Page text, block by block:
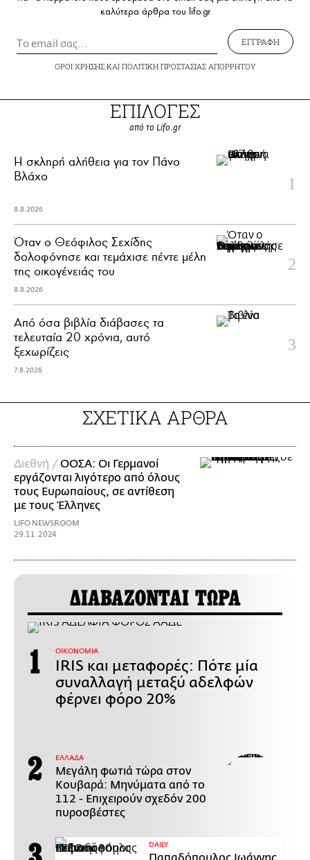
καλύτερα άρθρα του lifo.gr
ΕΓΓΡΑΦΗ
ΟΡΟΙ ΧΡΗΣΗΣΚΑΙ ΠΟΛΙΤΙΚΗ ΠΡΟΣΤΑΣΙΑΣ ΑΠΟΡΡΗΤΟΥ
ΕΠΙΛΟΓΕΣ
από το Lifo.gr
H σκληρή αλήθεια για τον Πάνο
Βλάχο
8.8.2026
Όταν ο Θεόφιλος Σεχίδης
δολοφόνησε και τεμάχισε πέντε μέλη
της οικογένειάς του
8.8.2026
Από όσα βιβλία διάβασες τα
τελευταία 20 χρόνια, αυτό
ξεχωρίζεις
7.8.2026
ΣΧΕΤΙΚΑ ΑΡΘΡΑ
Διεθνή /ΟΟΣΑ: Οι Γερμανοί
εργάζονται λιγότερο από όλους
τους Ευρωπαίους, σε αντίθεση
με τους Έλληνες
LIFO NEWSROOM
29.11.2024
ΔΙΑΒΑΖΟΝΤΑΙ ΤΩΡΑ
ΟΙΚΟΝΟΜΙΑ
IRIS και μεταφορές: Πότε μία
συναλλαγή μεταξύ αδελφών
φέρνει φόρο 20%
ΕΛΛΑΔΑ
Μεγάλη φωτιά τώρα στον
Κουβαρά: Μηνύματα από το
112 - Επιχειρούν σχεδόν 200
πυροσβέστες
DAILY